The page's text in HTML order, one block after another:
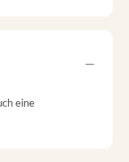
eine